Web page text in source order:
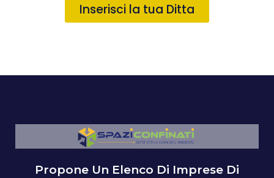
Inserisci la tua Ditta
Propone Un Elenco Di Imprese Di